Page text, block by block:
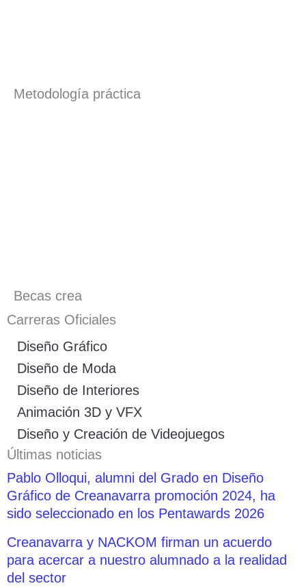
Metodología práctica
Becas crea
Carreras Oficiales
Diseño Gráfico
Diseño de Moda
Diseño de Interiores
Animación 3D y VFX
Diseño y Creación de Videojuegos
Últimas noticias
Pablo Olloqui, alumni del Grado en Diseño
Gráfico de Creanavarra promoción 2024, ha
sido seleccionado en los Pentawards 2026
Creanavarra y NACKOM firman un acuerdo
para acercar a nuestro alumnado a la realidad
del sector